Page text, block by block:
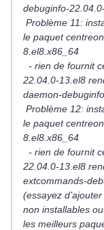
debuginfo-
Problème 11:
le paquet
8.el8.x86_64
- rien de fournit
22.04.0-13.el8
daemon-
Problème 12:
le paquet
8.el8.x86_64
- rien de fournit
22.04.0-13.el8
extcommands-
(essayez
non installables
les meilleurs